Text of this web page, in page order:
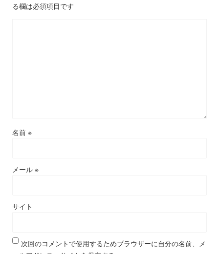
る欄は必須項目です
名前 ※
メール ※
サイト
次回のコメントで使用するためブラウザーに自分の名前、メ